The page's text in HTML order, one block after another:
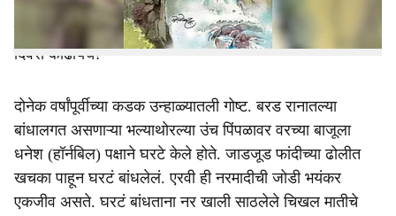
सावरत नाहीत. अशांना सावरण्यासाठी काळ सरसावतो. मात्र हा
काळ जाता जात नाही, तोवर हळव्या झालेल्या जिवाने कुणाकडे बघून
दिवस काढायचे?
दोनेक वर्षांपूर्वीच्या कडक उन्हाळ्यातली गोष्ट. बरड रानातल्या
बांधालगत असणाऱ्या भल्याथोरल्या उंच पिंपळावर वरच्या बाजूला
धनेश (हॉर्नबिल) पक्षाने घरटे केले होते. जाडजूड फांदीच्या ढोलीत
खचका पाहून घरटं बांधलेलं. एरवी ही नरमादीची जोडी भयंकर
एकजीव असते. घरटं बांधताना नर खाली साठलेले चिखल मातीचे